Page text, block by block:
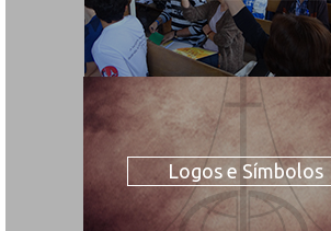
Logos e Símbolos